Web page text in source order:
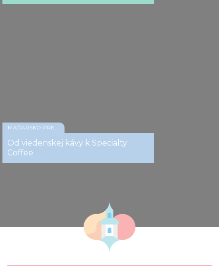
MAĎARSKO PRE...
Od viedenskej kávy k Specialty
Coffee